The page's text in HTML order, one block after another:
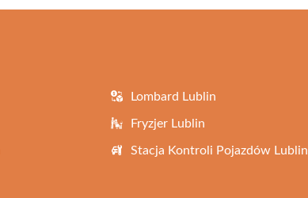
Lombard Lublin
Fryzjer Lublin
Stacja Kontroli Pojazdów Lublin